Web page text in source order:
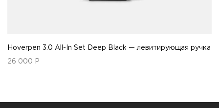
Hoverpen 3.0 All-In Set Deep Black — левитирующая ручка
26 000 Р